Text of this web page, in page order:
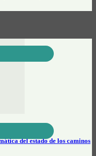
del estado de los caminos